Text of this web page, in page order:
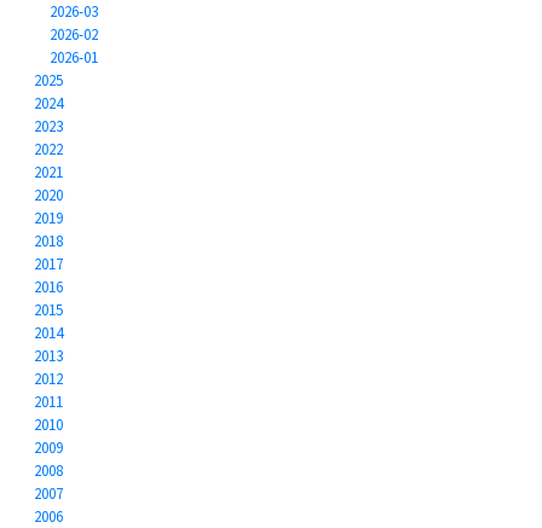
2026-03
2026-02
2026-01
2025
2024
2023
2022
2021
2020
2019
2018
2017
2016
2015
2014
2013
2012
2011
2010
2009
2008
2007
2006